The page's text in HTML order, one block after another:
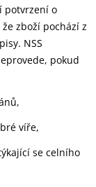
potvrzení o
zboží pochází z
NSS
pokud
víře,
se celního